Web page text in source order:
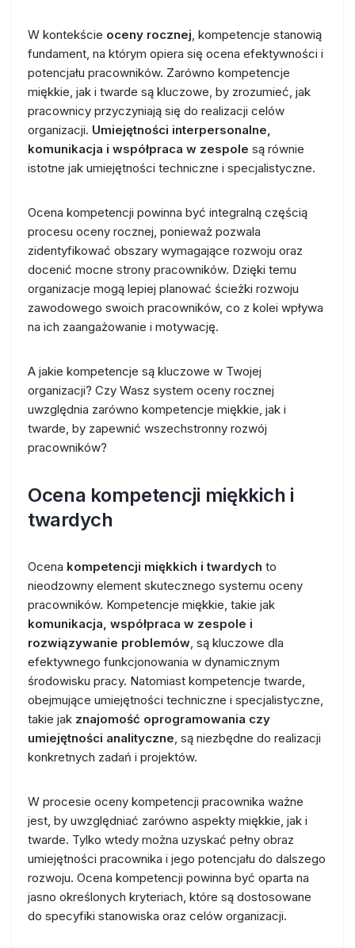
W kontekście oceny rocznej, kompetencje stanowią
fundament, na którym opiera się ocena efektywności i
potencjału pracowników. Zarówno kompetencje
miękkie, jak i twarde są kluczowe, by zrozumieć, jak
pracownicy przyczyniają się do realizacji celów
organizacji. Umiejętności interpersonalne,
komunikacja i współpraca w zespole są równie
istotne jak umiejętności techniczne i specjalistyczne.
Ocena kompetencji powinna być integralną częścią
procesu oceny rocznej, ponieważ pozwala
zidentyfikować obszary wymagające rozwoju oraz
docenić mocne strony pracowników. Dzięki temu
organizacje mogą lepiej planować ścieżki rozwoju
zawodowego swoich pracowników, co z kolei wpływa
na ich zaangażowanie i motywację.
A jakie kompetencje są kluczowe w Twojej
organizacji? Czy Wasz system oceny rocznej
uwzględnia zarówno kompetencje miękkie, jak i
twarde, by zapewnić wszechstronny rozwój
pracowników?
Ocena kompetencji miękkich i
twardych
Ocena kompetencji miękkich i twardych to
nieodzowny element skutecznego systemu oceny
pracowników. Kompetencje miękkie, takie jak
komunikacja, współpraca w zespole i
rozwiązywanie problemów, są kluczowe dla
efektywnego funkcjonowania w dynamicznym
środowisku pracy. Natomiast kompetencje twarde,
obejmujące umiejętności techniczne i specjalistyczne,
takie jak znajomość oprogramowania czy
umiejętności analityczne, są niezbędne do realizacji
konkretnych zadań i projektów.
W procesie oceny kompetencji pracownika ważne
jest, by uwzględniać zarówno aspekty miękkie, jak i
twarde. Tylko wtedy można uzyskać pełny obraz
umiejętności pracownika i jego potencjału do dalszego
rozwoju. Ocena kompetencji powinna być oparta na
jasno określonych kryteriach, które są dostosowane
do specyfiki stanowiska oraz celów organizacji.